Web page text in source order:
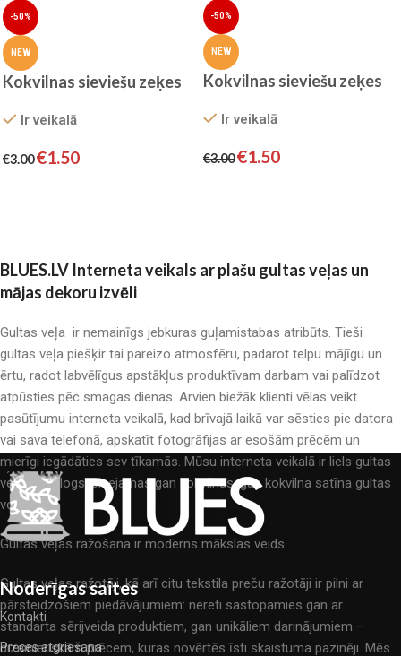
-50%
NEW
Kokvilnas sieviešu zeķes
Ir veikalā
€3.00€1.50
-50%
NEW
Kokvilnas sieviešu zeķes
Ir veikalā
€3.00€1.50
BLUES.LV Interneta veikals ar plašu gultas veļas un
mājas dekoru izvēli
Gultas veļa ir nemainīgs jebkuras guļamistabas atribūts. Tieši
gultas veļa piešķir tai pareizo atmosfēru, padarot telpu mājīgu un
ērtu, radot labvēlīgus apstākļus produktīvam darbam vai palīdzot
atpūsties pēc smagas dienas. Arvien biežāk klienti vēlas veikt
pasūtījumu interneta veikalā, kad brīvajā laikā var sēsties pie datora
vai sava telefonā, apskatīt fotogrāfijas ar esošām prēcēm un
mierīgi iegādāties sev tīkamās. Mūsu interneta veikalā ir liels gultas
veļas katalogs: pieejamas gan kokvilnas, gan kokvilna satīna gultas
veļas.
Gultas veļas ražošana ir moderns mākslas veids
Gultas veļas ražotāji, kā arī citu tekstila preču ražotāji ir pilni ar
pārsteidzošiem piedāvājumiem: nereti sastopamies gan ar
standarta sērijveida produktiem, gan unikāliem darinājumiem –
dizainieriskām prēcem, kuras novērtēs īsti skaistuma pazinēji. Mēs
Noderīgas saites
Kontakti
Prēces atgriešana